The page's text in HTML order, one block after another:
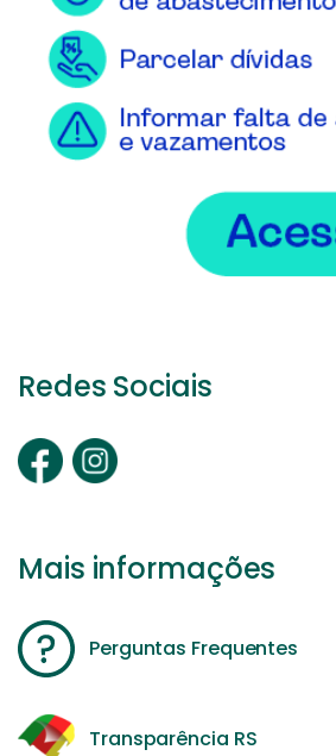
Redes Sociais
Mais informações
Perguntas Frequentes
Transparência RS